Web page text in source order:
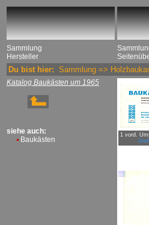
Sammlung
Hersteller
Du bist hier: Sammlung =>
Katalog Baukästen um 1965
siehe auch:
Baukästen
1 vord.